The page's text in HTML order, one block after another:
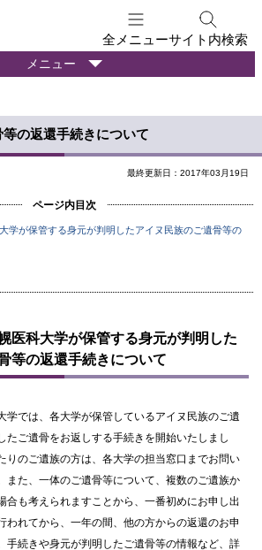
全メニューサイト内検索
暮
ら
の
情
報
メニュー
の返還手続きについて
最終更新日：2017年03月19日
ページ内目次
学が保管する身元が判明したアイヌ民族のご遺骨等の
医科大学が保管する身元が判明した
等の返還手続きについて
学では、各大学が保管しているアイヌ民族のご遺
たご遺骨をお返しする手続きを開始いたしまし
りのご遺族の方は、各大学の担当窓口までお問い
また、一体のご遺骨等について、複数のご遺族か
合も考えられますことから、一番初めにお申し出
われてから、一年の間、他の方からの返還のお申
手続きや身元が判明したご遺骨等の情報など、詳